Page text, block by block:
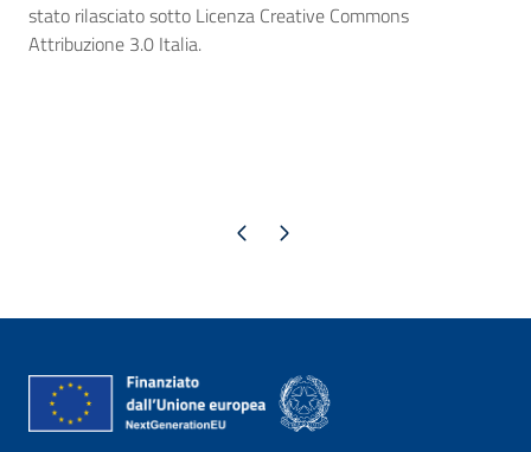
stato rilasciato sotto Licenza Creative Commons
Attribuzione 3.0 Italia.
Pagina precedente
Pagina successiva